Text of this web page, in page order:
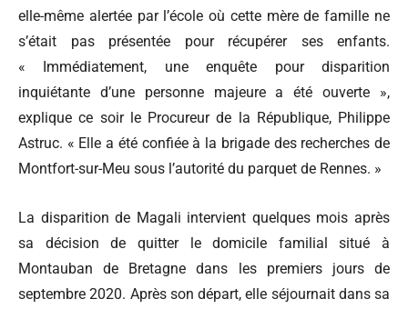
elle-même alertée par l’école où cette mère de famille ne
s’était pas présentée pour récupérer ses enfants.
« Immédiatement, une enquête pour disparition
inquiétante d’une personne majeure a été ouverte »,
explique ce soir le Procureur de la République, Philippe
Astruc. « Elle a été confiée à la brigade des recherches de
Montfort-sur-Meu sous l’autorité du parquet de Rennes. »
La disparition de Magali intervient quelques mois après
sa décision de quitter le domicile familial situé à
Montauban de Bretagne dans les premiers jours de
septembre 2020. Après son départ, elle séjournait dans sa